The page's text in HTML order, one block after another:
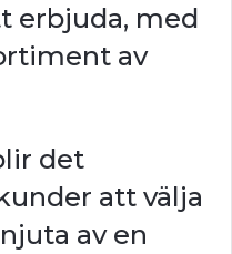
erbjuda, med
av
det
att välja
av en